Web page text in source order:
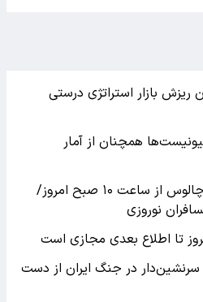
ریزش بازار استراتژی درستی
همچنان از آمار
اعمال محدودیت تردد در چالوس از ساعت ۱۰ صبح امروز/
نوروزی
تا اطلاع بعدی مجازی است
7 هواپیمای سرنشین‌دار در جنگ ایران از دست